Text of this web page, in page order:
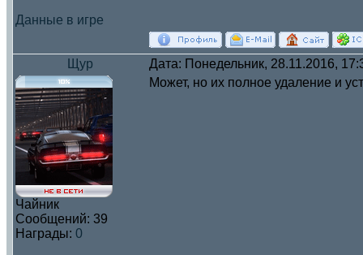
Данные в игре
Щур Дата: Понедельник, 28.11.2016,
Чайник
Сообщений: 39
Награды: 0
Может, но их полное удаление и